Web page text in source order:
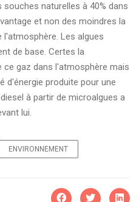
naturelles à 40% dans
et non des moindres la
Les algues
de base. Certes la
gaz dans l'atmosphère mais
d'énergie produite pour une
à partir de microalgues a
lui.
ENVIRONNEMENT